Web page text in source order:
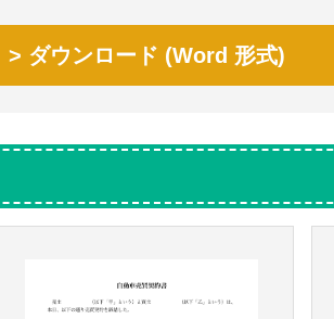
ダウンロード (Word 形式)